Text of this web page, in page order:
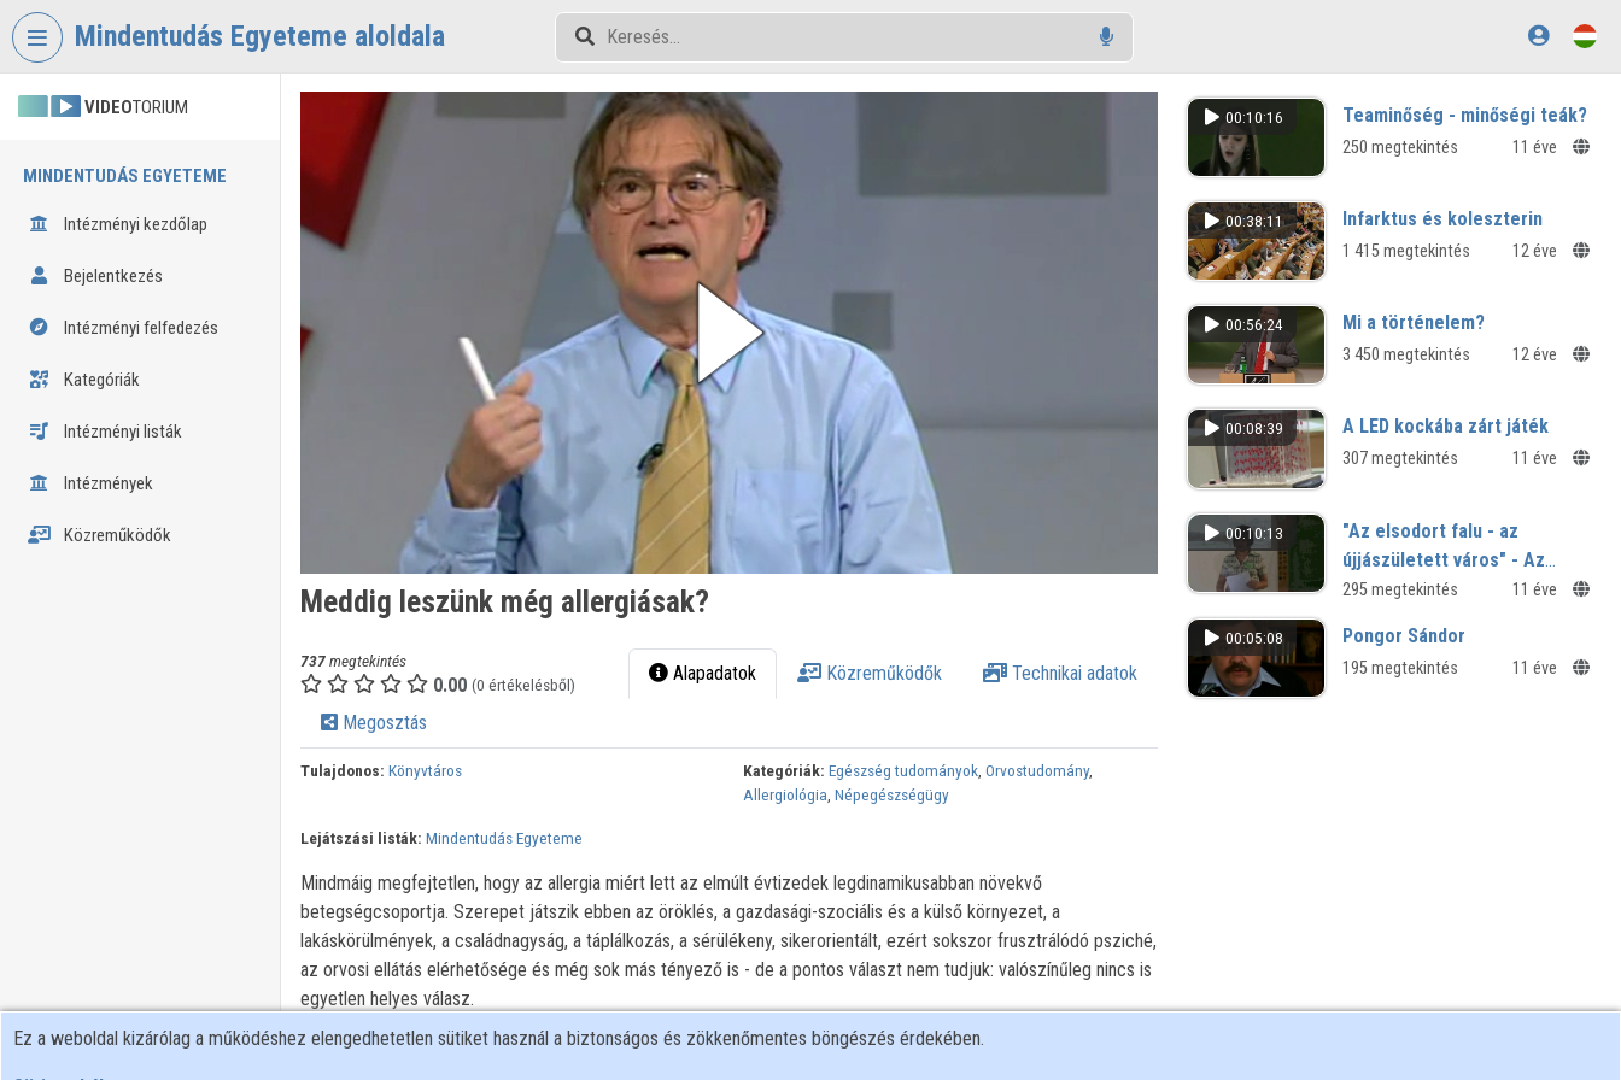
Fejléc kihagyása
Mindentudás Egyeteme aloldala
VIDEOTORIUM
MINDENTUDÁS EGYETEME
Intézményi kezdőlap
Bejelentkezés
Intézményi felfedezés
Kategóriák
Intézményi listák
Intézmények
Közreműködők
Meddig leszünk még allergiásak?
737megtekintés
0.00 (0 értékelésből) Alapadatok Közreműködők Technikai adatok
Megosztás
Tulajdonos: Könyvtáros Kategóriák: Egészség tudományok,Orvostudomány,
Allergiológia,Népegészségügy
Lejátszási listák: Mindentudás Egyeteme
Mindmáig megfejtetlen, hogy az allergia miért lett az elmúlt évtizedek legdinamikusabban növekvő
betegségcsoportja. Szerepet játszik ebben az öröklés, a gazdasági-szociális és a külső környezet, a
lakáskörülmények, a családnagyság, a táplálkozás, a sérülékeny, sikerorientált, ezért sokszor frusztrálódó psziché,
az orvosi ellátás elérhetősége és még sok más tényező is - de a pontos választ nem tudjuk: valószínűleg nincs is
egyetlen helyes válasz.
Minden jog fenntartva.
00:10:16 Teaminőség - minőségi teák?
250 megtekintés 11 éve
00:38:11 Infarktus és koleszterin
1 415 megtekintés 12 éve
00:56:24 Mi a történelem?
3 450 megtekintés 12 éve
00:08:39 A LED kockába zárt játék
307 megtekintés 11 éve
00:10:13
"Az elsodort falu - az
újjászületett város" - Az
1965-ös árvíz története a
tükrében
295 megtekintés 11 éve
00:05:08 Pongor Sándor
195 megtekintés 11 éve
Ez a weboldal kizárólag a működéshez elengedhetetlen sütiket használ a biztonságos és zökkenőmentes böngészés érdekében.